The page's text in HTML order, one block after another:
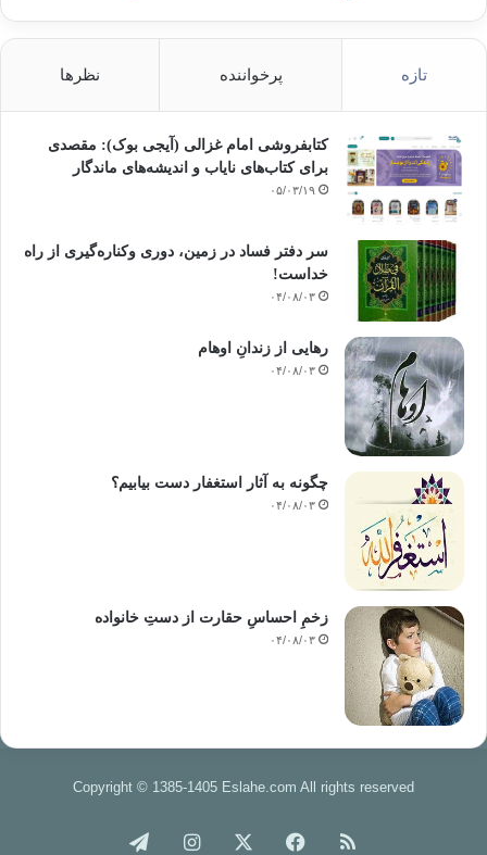
تازه پرخواننده نظرها
کتابفروشی امام غزالی (آیجی بوک): مقصدی
برای کتاب‌های نایاب و اندیشه‌های ماندگار
۰۵/۰۳/۱۹
سر دفتر فساد در زمین‌، دوری وکناره‌گیری از راه
خداست‌!
۰۴/۰۸/۰۳
رهایی از زندانِ اوهام
۰۴/۰۸/۰۳
چگونه به آثار استغفار دست بیابیم؟
۰۴/۰۸/۰۳
زخمِ احساسِ حقارت از دستِ خانواده
۰۴/۰۸/۰۳
Copyright © 1385-1405 Eslahe.com All rights reserved
خوراک فیس اینستاگرام